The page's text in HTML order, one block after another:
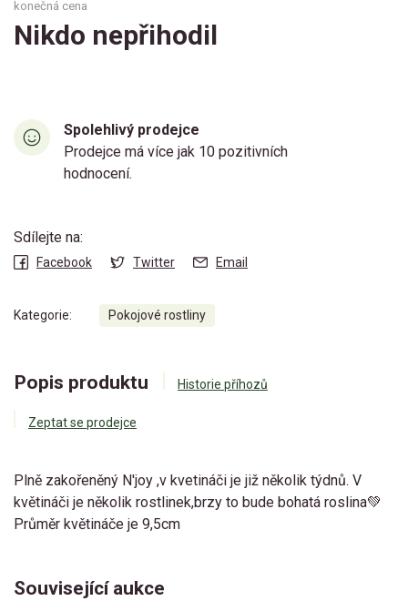
konečná cena
Nikdo nepřihodil
Spolehlivý prodejce
Prodejce má více jak 10 pozitivních
hodnocení.
Sdílejte na:
Facebook Twitter Email
Kategorie: Pokojové rostliny
Popis produktu Historie příhozů
Zeptat se prodejce
Plně zakořeněný N'joy ,v kvetináči je již několik týdnů. V
květináči je několik rostlinek,brzy to bude bohatá roslina💚
Průměr květináče je 9,5cm
Související aukce